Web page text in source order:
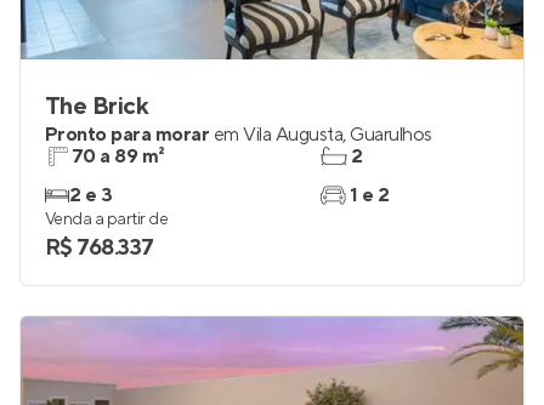
The Brick
Pronto para morar em Vila Augusta, Guarulhos
70 a 89 m²
2 e 3
2
1 e 2
Venda a partir de
R$ 768.337